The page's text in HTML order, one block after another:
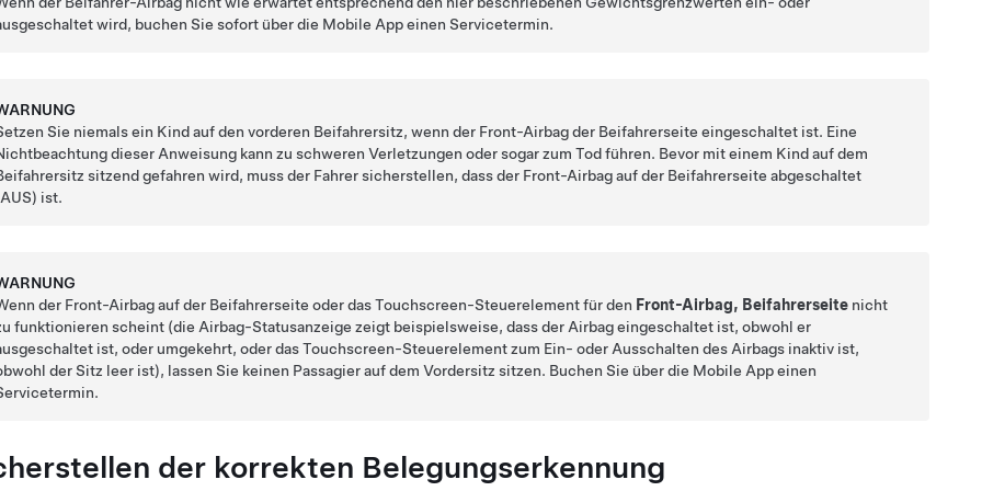
wird, buchen Sie sofort über die Mobile App einen Servicetermin.
Sie niemals ein Kind auf den vorderen Beifahrersitz, wenn der Front-Airbag der Beifahrerseite eingeschaltet ist. Eine
dieser Anweisung kann zu schweren Verletzungen oder sogar zum Tod führen. Bevor mit einem Kind auf dem
sitzend gefahren wird, muss der Fahrer sicherstellen, dass der Front-Airbag auf der Beifahrerseite abgeschaltet
ist.
der Front-Airbag auf der Beifahrerseite oder das Touchscreen-Steuerelement für den Front-Airbag, Beifahrerseite nicht
funktionieren scheint (die Airbag-Statusanzeige zeigt beispielsweise, dass der Airbag eingeschaltet ist, obwohl er
ist, oder umgekehrt, oder das Touchscreen-Steuerelement zum Ein- oder Ausschalten des Airbags inaktiv ist,
der Sitz leer ist), lassen Sie keinen Passagier auf dem Vordersitz sitzen. Buchen Sie über die Mobile App einen
der korrekten Belegungserkennung